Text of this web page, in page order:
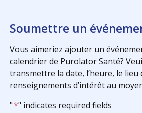
Soumettre un
Vous aimeriez ajouter un
calendrier de Purolator Santé?
transmettre la date, l’heure, le lieu
renseignements d’intérêt au
"*" indicates required fields